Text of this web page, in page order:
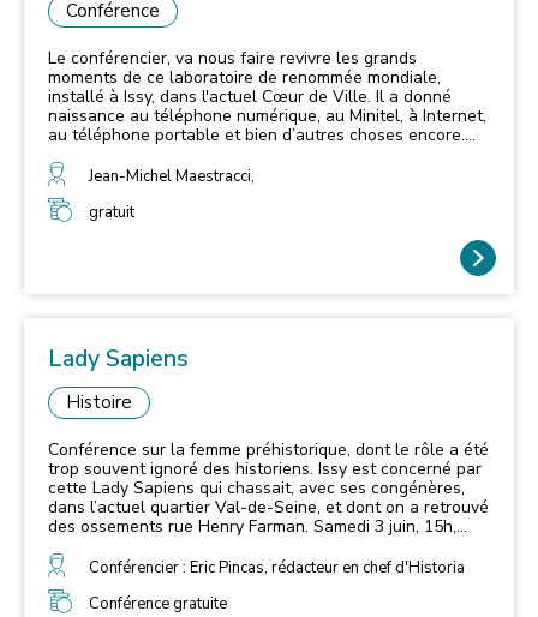
Conférence
Le conférencier, va nous faire revivre les grands
moments de ce laboratoire de renommée mondiale,
installé à Issy, dans l'actuel Cœur de Ville. Il a donné
naissance au téléphone numérique, au Minitel, à Internet,
au téléphone portable et bien d’autres choses encore.
français de la carte à jouer
Jean-Michel Maestracci,
gratuit
Lady Sapiens
Histoire
Conférence sur la femme préhistorique, dont le rôle a été
trop souvent ignoré des historiens. Issy est concerné par
cette Lady Sapiens qui chassait, avec ses congénères,
dans l’actuel quartier Val-de-Seine, et dont on a retrouvé
des ossements rue Henry Farman. Samedi 3 juin, 15h,
Gervais, Issy-les-Moulineaux
Conférencier : Eric Pincas, rédacteur en chef d'Historia
Conférence gratuite